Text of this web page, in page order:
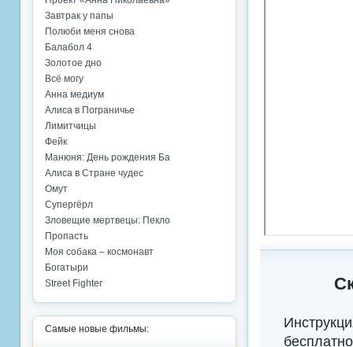
Завтрак у папы
Полюби меня снова
Балабол 4
Золотое дно
Всё могу
Анна медиум
Алиса в Пограничье
Лимитчицы
Фейк
Манюня: День рождения Ба
Алиса в Стране чудес
Омут
Супергёрл
Зловещие мертвецы: Пекло
Пропасть
Моя собака – космонавт
Богатыри
Street Fighter
Самые новые фильмы: